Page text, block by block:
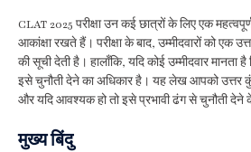
CLAT 2025 परीक्षा उन कई छात्रों के लिए एक
आकांक्षा रखते हैं। परीक्षा के बाद, उम्मीदवारों को एक
की सूची देती है। हालाँकि, यदि कोई उम्मीदवार
इसे चुनौती देने का अधिकार है। यह लेख आपको
और यदि आवश्यक हो तो इसे प्रभावी ढंग से चुनौती देने
मुख्य बिंदु